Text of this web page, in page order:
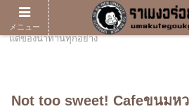
ホーム ramen
Not too
แต่ของน่าทานทุกอย่าง
Not too sweet! Cafeขนมห
メニュー